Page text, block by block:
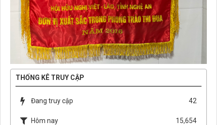
THỐNG KÊ TRUY CẬP
Đang truy cập 42
Hôm nay
15,654